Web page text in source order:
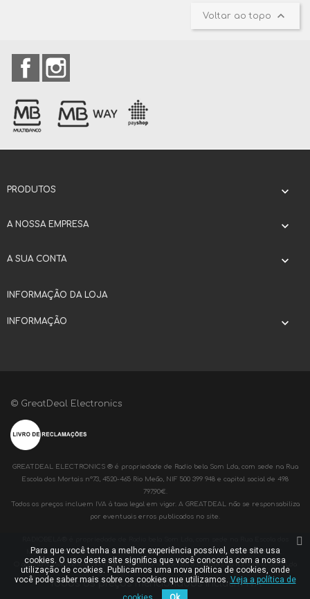
Voltar ao topo 
Facebook
PRODUTOS 
A NOSSA EMPRESA 
A SUA CONTA 
INFORMAÇÃO DA LOJA
INFORMAÇÃO 
© GreatDeal Electronics
GREATDEAL ELECTRONICS ® é propriedade de Radio bela Som Lda, com sede na Rua
Escola dos Mortais nº73, 4520-465 Rio Meão, NIF 500 399 948 e capital social de 498
797,90€.
Todos os preços incluem IVA à taxa legal em vigor. A GREATDEAL não se responsabiliza
por eventuais erros publicados no site.
Mortais nº73, 4520-465 Rio Meão, NIF 500 399 948 e capital social de 498 797,90€.
O acesso a www.radiobelaonline.pt destina-se apenas a clientes da Radiobela Som Lda
Todos os preços mencionados incluem IVA
Para que você tenha a melhor experiência possível, este site usa
cookies. O uso deste site significa que você concorda com a nossa
utilização de cookies. Publicamos uma nova política de cookies, onde
você pode saber mais sobre os cookies que utilizamos. Veja a política de